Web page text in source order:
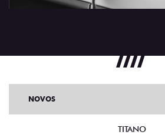
NOVOS
TITANO